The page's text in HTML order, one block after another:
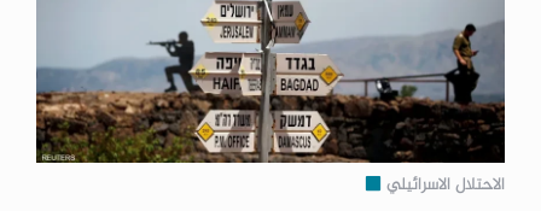
الاحتلال الاسرائيلي